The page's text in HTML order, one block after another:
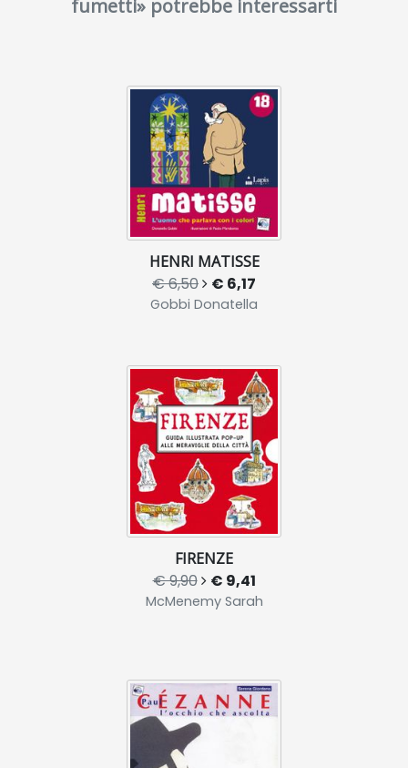
fumetti» potrebbe interessarti
HENRI MATISSE
€ 6,50 € 6,17
Gobbi Donatella
FIRENZE
€ 9,90 € 9,41
McMenemy Sarah